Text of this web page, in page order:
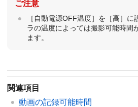
ご注意
［自動電源OFF温度］ を ［高］ に
ラの温度によっては撮影可能時間
ます。
関連項目
動画の記録可能時間